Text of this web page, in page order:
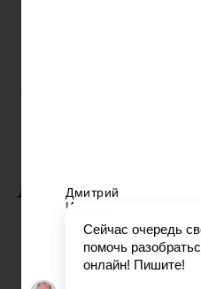
Санкт-Петербург
ЛИЧНАЯ
Как
собственности
жены?